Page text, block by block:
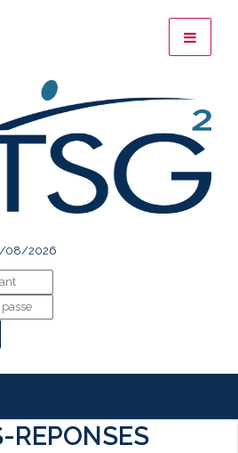
08/2026
REPONSES